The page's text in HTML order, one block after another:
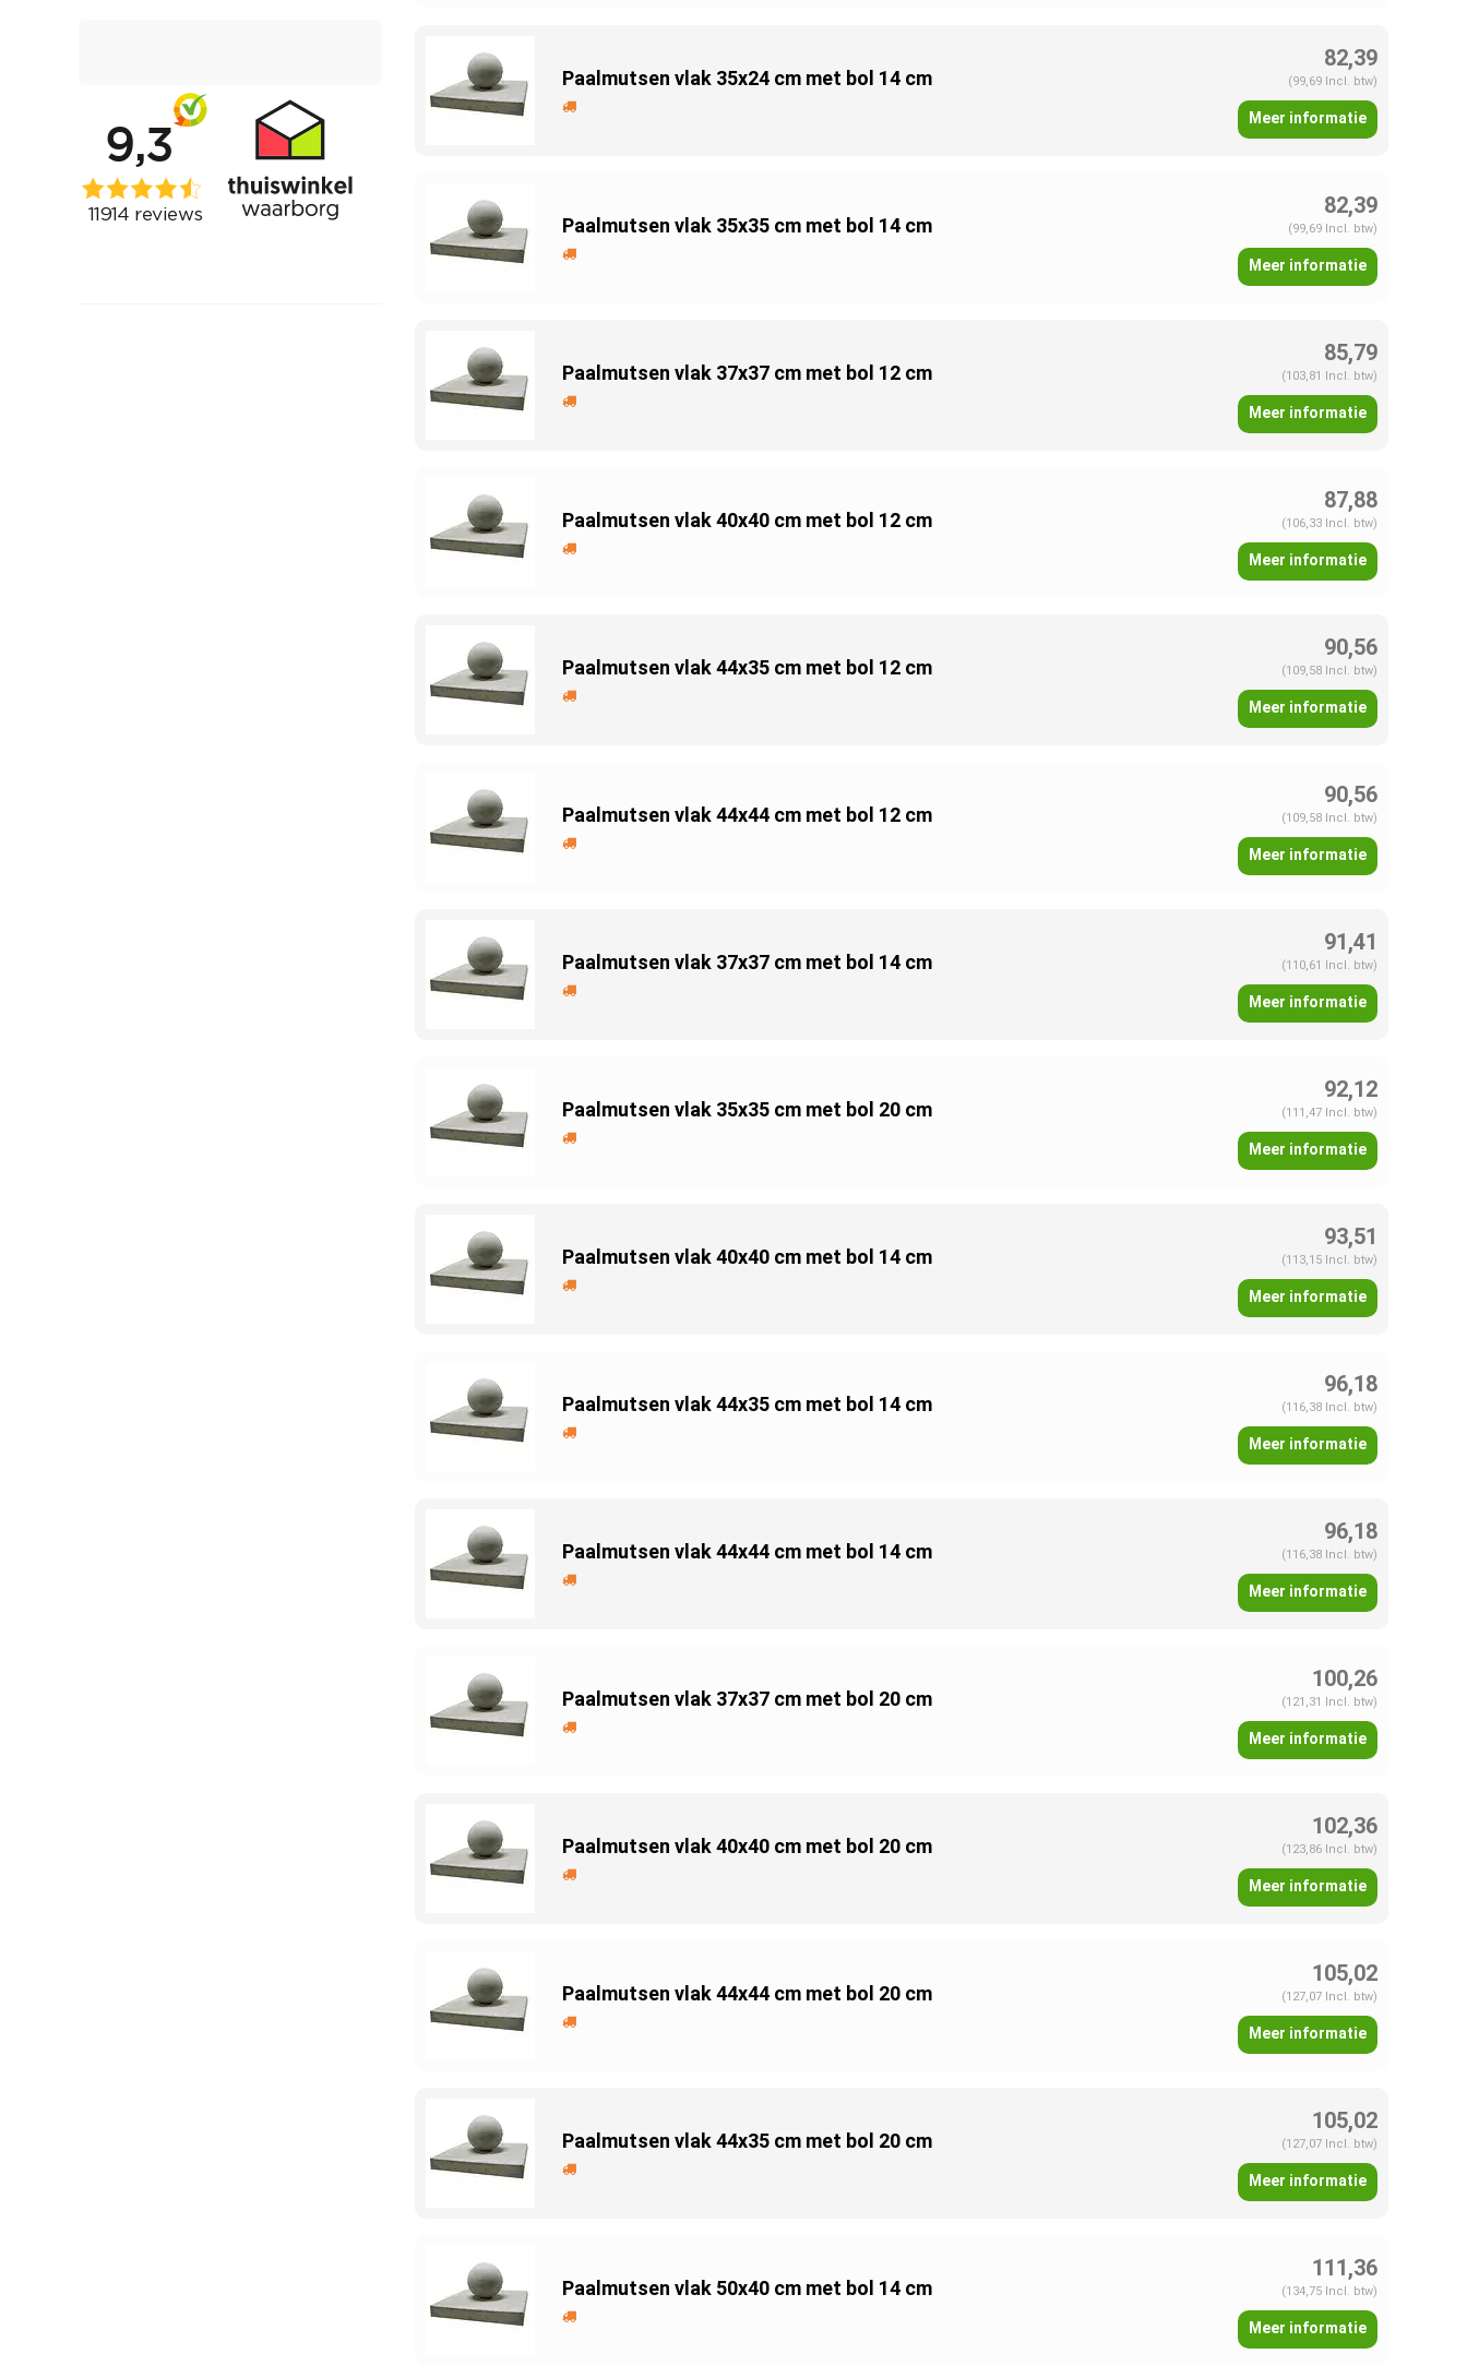
Paalmutsen vlak 35x24 cm met bol 14 cm
82,39
(99,69 Incl. btw)
Meer informatie
Paalmutsen vlak 35x35 cm met bol 14 cm
82,39
(99,69 Incl. btw)
Meer informatie
Paalmutsen vlak 37x37 cm met bol 12 cm
85,79
(103,81 Incl. btw)
Meer informatie
Paalmutsen vlak 40x40 cm met bol 12 cm
87,88
(106,33 Incl. btw)
Meer informatie
Paalmutsen vlak 44x35 cm met bol 12 cm
90,56
(109,58 Incl. btw)
Meer informatie
Paalmutsen vlak 44x44 cm met bol 12 cm
90,56
(109,58 Incl. btw)
Meer informatie
Paalmutsen vlak 37x37 cm met bol 14 cm
91,41
(110,61 Incl. btw)
Meer informatie
Paalmutsen vlak 35x35 cm met bol 20 cm
92,12
(111,47 Incl. btw)
Meer informatie
Paalmutsen vlak 40x40 cm met bol 14 cm
93,51
(113,15 Incl. btw)
Meer informatie
Paalmutsen vlak 44x35 cm met bol 14 cm
96,18
(116,38 Incl. btw)
Meer informatie
Paalmutsen vlak 44x44 cm met bol 14 cm
96,18
(116,38 Incl. btw)
Meer informatie
Paalmutsen vlak 37x37 cm met bol 20 cm
100,26
(121,31 Incl. btw)
Meer informatie
Paalmutsen vlak 40x40 cm met bol 20 cm
102,36
(123,86 Incl. btw)
Meer informatie
Paalmutsen vlak 44x44 cm met bol 20 cm
105,02
(127,07 Incl. btw)
Meer informatie
Paalmutsen vlak 44x35 cm met bol 20 cm
105,02
(127,07 Incl. btw)
Meer informatie
Paalmutsen vlak 50x40 cm met bol 14 cm
111,36
(134,75 Incl. btw)
Meer informatie